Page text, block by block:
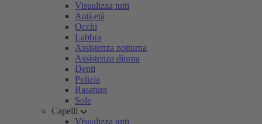
Visualizza tutti
Anti-età
Occhi
Labbra
Assistenza notturna
Assistenza diurna
Denti
Pulizia
Rasatura
Sole
Capelli
Visualizza tutti